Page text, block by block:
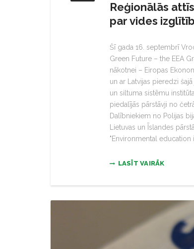
Reģionālās
par vides
Šī gada 16. septembrī
Green Future – the EEA
nākotnei – Eiropas
un ar Latvijas pieredzi
un siltuma sistēmu
piedalījās pārstāvji no
Dalībniekiem no Polijas
Lietuvas un Īslandes
"Environmental education
LASĪT VAIRĀK